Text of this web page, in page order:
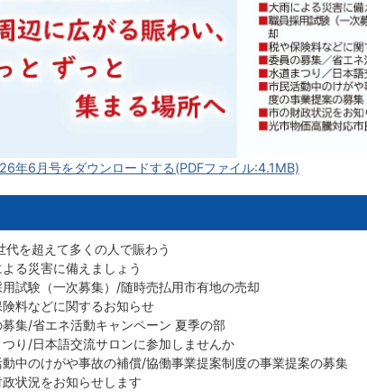
年6月号をダウンロードする(PDFファイル:4.1MB)
代を超えて多くの人で賑わう
る災害に備えましょう
試験（一次募集）/随時売払用市有地の売却
料などに関するお知らせ
集/省エネ活動キャンペーン 夏季の部
り/日本語交流サロンに参加しませんか
中のけがや事故の補償/協働事業提案制度の事業提案の募集
状況をお知らせします